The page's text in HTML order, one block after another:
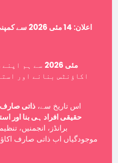
اعلان: 14 مئی 2026 سے کمپنی پروفائلز کے لیے نئی پالیسی
14 مئی 2026
سے ہم اپنے
اکاؤنٹس بنانے اور
اس تاریخ سے، ذاتی
حقیقی افراد ہی بنا اور
برانڈز، انجمنیں،
موجودگیاں اب ذاتی صارف